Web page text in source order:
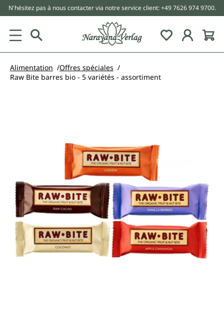
principal
N'hésitez pas à nous contacter via notre service client: +49 7626 974 9700.
Alimentation
Offres spéciales
Raw Bite barres bio - 5 variétés - assortiment